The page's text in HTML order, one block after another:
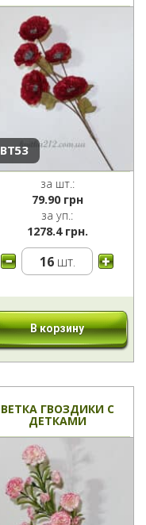
ВТ53
за шт.:
79.90 грн
за уп.:
1278.4 грн.
16шт.
В корзину
ВЕТКА ГВОЗДИКИ С
ДЕТКАМИ